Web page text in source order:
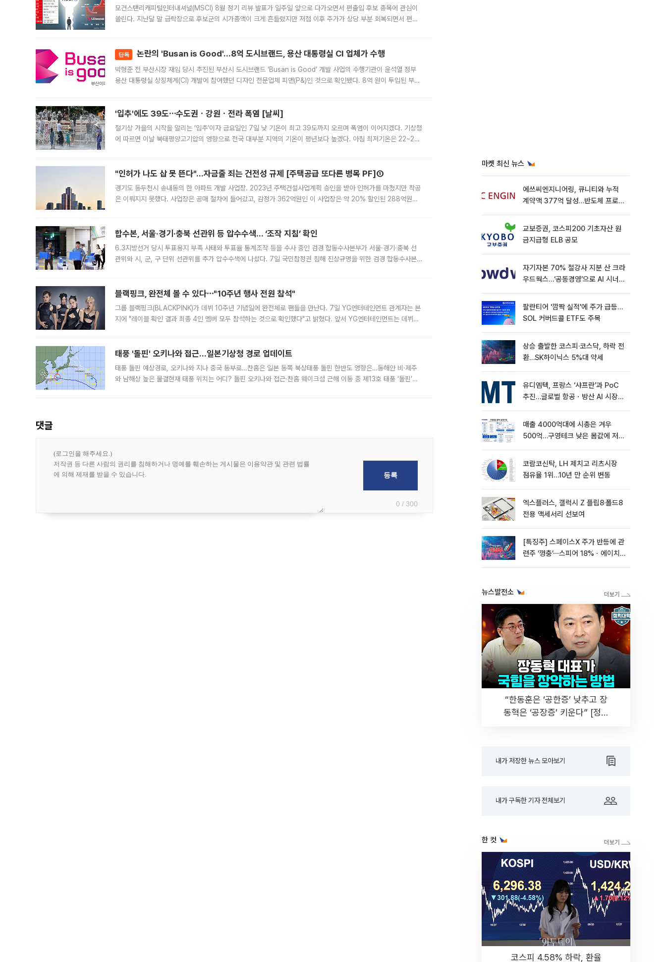
모건스탠리캐피털인터내셔널(MSCI) 8월 정기 리뷰 발표가 일주일 앞으로 다가오면서 편출입 후보 종목에 관심이
쏠린다. 지난달 말 급락장으로 후보군의 시가총액이 크게 흔들렸지만 저점 이후 주가가 상당 부분 회복되면서 편입
단독 논란의 'Busan is Good'…8억 도시브랜드, 용산 대통령실 CI 업체가 수행
박형준 전 부산시장 재임 당시 추진된 부산시 도시브랜드 ‘Busan is Good’ 개발 사업의 수행기관이 윤석열 정부
용산 대통령실 상징체계(CI) 개발에 참여했던 디자인 전문업체 피앤(P&)인 것으로 확인됐다. 8억 원이 투입된 부산
'입추'에도 39도⋯수도권ㆍ강원ㆍ전라 폭염 [날씨]
절기상 가을의 시작을 알리는 ‘입추’이자 금요일인 7일 낮 기온이 최고 39도까지 오르며 폭염이 이어지겠다. 기상청
에 따르면 이날 북태평양고기압의 영향으로 전국 대부분 지역의 기온이 평년보다 높겠다. 아침 최저기온은 22~27
"인허가 나도 삽 못 뜬다"…자금줄 죄는 건전성 규제 [주택공급 또다른 병목 PF]①
경기도 동두천시 송내동의 한 아파트 개발 사업장. 2023년 주택건설사업계획 승인을 받아 인허가를 마쳤지만 착공
은 이뤄지지 못했다. 사업장은 공매 절차에 들어갔고, 감정가 362억원인 이 사업장은 약 20% 할인된 288억원에
합수본, 서울·경기·충북 선관위 등 압수수색… ‘조작 지침’ 확인
6.3지방선거 당시 투표용지 부족 사태와 투표율 통계조작 등을 수사 중인 검경 합동수사본부가 서울·경기·충북 선
관위와 시, 군, 구 단위 선관위를 추가 압수수색에 나섰다. 7일 국민참정권 침해 진상규명을 위한 검경 합동수사본
블랙핑크, 완전체 볼 수 있다⋯"10주년 행사 전원 참석"
그룹 블랙핑크(BLACKPINK)가 데뷔 10주년 기념일에 완전체로 팬들을 만난다. 7일 YG엔터테인먼트 관계자는 본
지에 "레이블 확인 결과 최종 4인 멤버 모두 참석하는 것으로 확인했다"고 밝혔다. 앞서 YG엔터테인먼트는 데뷔
태풍 '돌핀' 오키나와 접근…일본기상청 경로 업데이트
태풍 돌핀 예상경로, 오키나와 지나 중국 동부로…찬홈은 일본 동쪽 북상태풍 돌핀 한반도 영향은…동해안 비·제주
와 남해상 높은 물결현재 태풍 위치는 어디? 돌핀 오키나와 접근·찬홈 웨이크섬 근해 이동 중 제13호 태풍 ‘돌핀’이
댓글
0 / 300
마켓 최신 뉴스
에쓰씨엔지니어링, 큐니티와 누적
계약액 377억 달성…반도체 프로젝
교보증권, 코스피200 기초자산 원
금지급형 ELB 공모
자기자본 70% 철강사 지분 산 크라
우드웍스…‘공동경영’으로 AI 시너지
팔란티어 '깜짝 실적'에 주가 급등…
SOL 커버드콜 ETF도 주목
상승 출발한 코스피·코스닥, 하락 전
환…SK하이닉스 5%대 약세
유디엠텍, 프랑스 ‘샤프란’과 PoC
추진…글로벌 항공ㆍ방산 AI 시장
매출 4000억대에 시총은 겨우
500억…구영테크 낮은 몸값에 저가
코람코신탁, LH 제치고 리츠시장
점유율 1위…10년 만 순위 변동
엑스플러스, 갤럭시 Z 플립8·폴드8
전용 액세서리 선보여
[특징주] 스페이스X 주가 반등에 관
련주 ‘껑충’⋯스피어 18%ㆍ에이치
뉴스발전소
“한동훈은 ‘공한증’ 낮추고 장
동혁은 ‘공장증’ 키운다” [정치
내가 저장한 뉴스 모아보기
내가 구독한 기자 전체보기
한 컷
코스피 4.58% 하락, 환율